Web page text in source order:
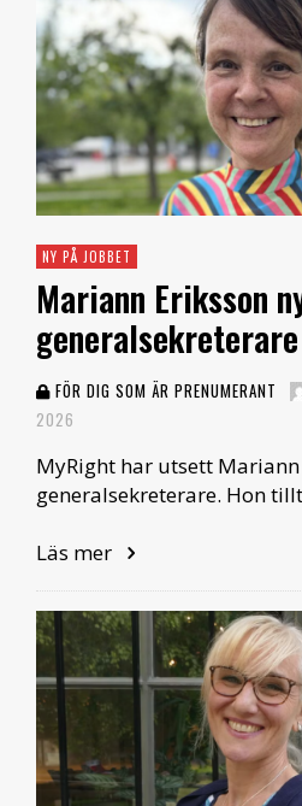
NY PÅ JOBBET
Mariann Eriksson
FÖR DIG SOM ÄR PRENUMERANT
2026
MyRight har utsett
generalsekreterare. Hon
Läs mer